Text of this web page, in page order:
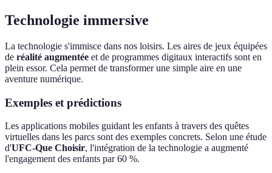
Technologie immersive
La technologie s'immisce dans nos loisirs. Les aires de jeux équipées
de réalité augmentée et de programmes digitaux interactifs sont en
plein essor. Cela permet de transformer une simple aire en une
aventure numérique.
Exemples et prédictions
Les applications mobiles guidant les enfants à travers des quêtes
virtuelles dans les parcs sont des exemples concrets. Selon une étude
d'UFC-Que Choisir, l'intégration de la technologie a augmenté
l'engagement des enfants par 60 %.